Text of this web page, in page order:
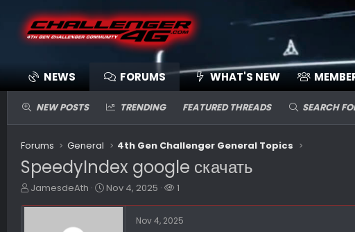
NEWS FORUMS WHAT'S NEW
NEW POSTS TRENDING FEATURED THREADS SEARCH
Forums General 4th Gen Challenger General Topics
SpeedyIndex google скачать
T
JamesdeAth
S
Nov 4, 2025
W
c
1
Nov 4, 2025